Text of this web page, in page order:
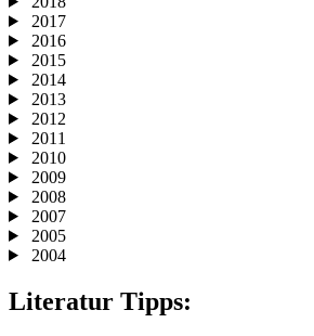
2017
2016
2015
2014
2013
2012
2011
2010
2009
2008
2007
2005
2004
Literatur Tipps: